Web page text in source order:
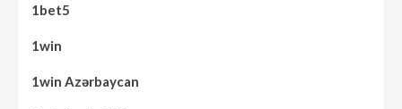
1bet5
1win
1win Azərbaycan